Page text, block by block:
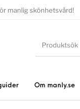
manlig skönhetsvård!
Om manly.se